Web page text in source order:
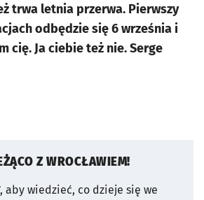
trwa letnia przerwa. Pierwszy
odbędzie się 6 września i
cię. Ja ciebie też nie. Serge
Z WROCŁAWIEM!
aby wiedzieć, co dzieje się we